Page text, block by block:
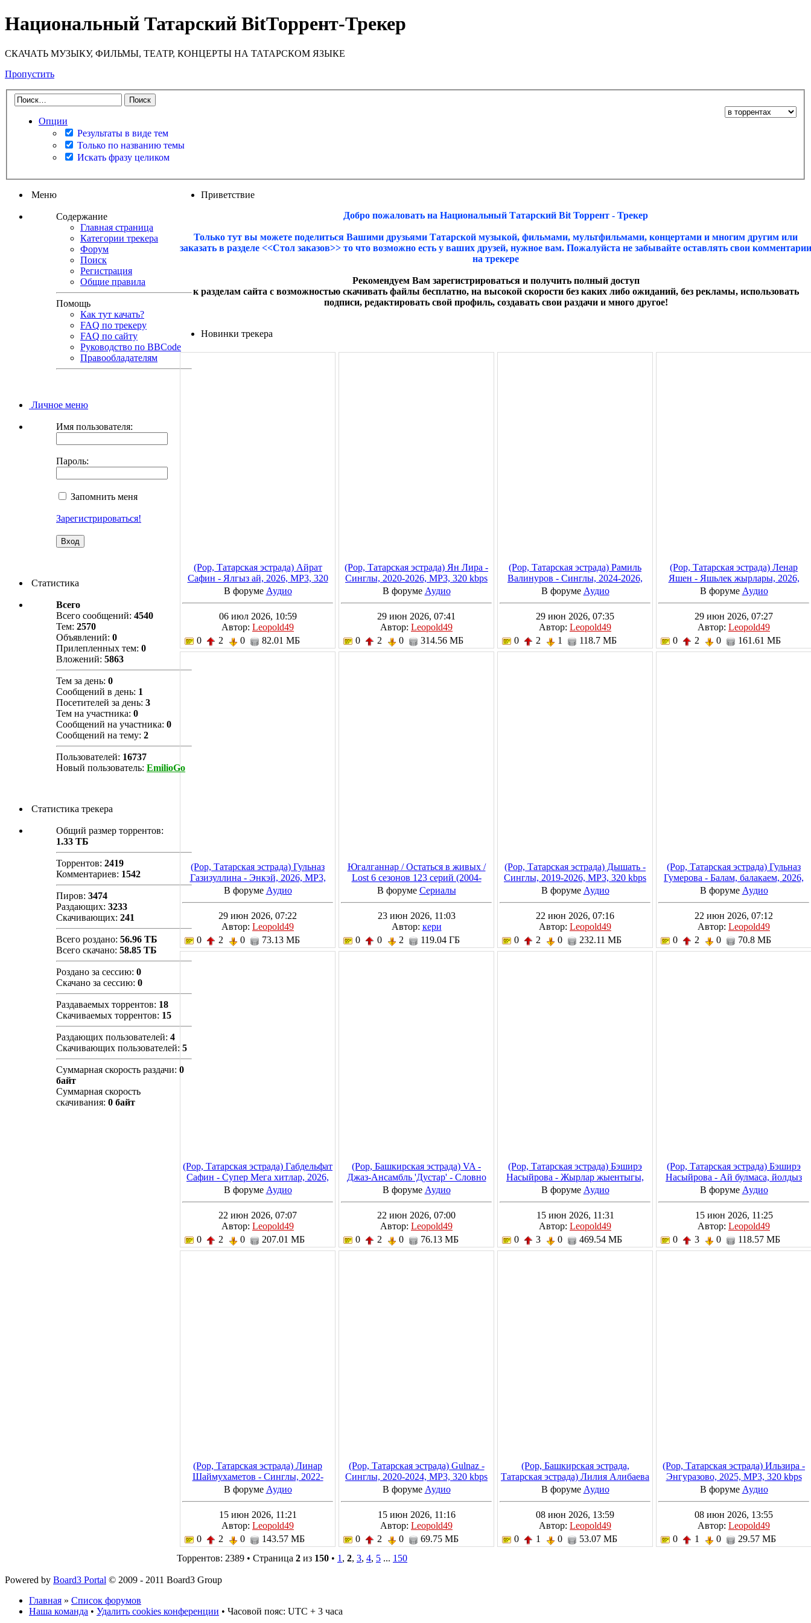
Национальный Татарский BitТоррент-Трекер
СКАЧАТЬ МУЗЫКУ, ФИЛЬМЫ, ТЕАТР, КОНЦЕРТЫ НА ТАТАРСКОМ ЯЗЫКЕ
Пропустить
Опции
Результаты в виде тем
Только по названию темы
Искать фразу целиком
Меню
Содержание
Главная страница
Категории трекера
Форум
Поиск
Регистрация
Общие правила
Помощь
Как тут качать?
FAQ по трекеру
FAQ по сайту
Руководство по BBCode
Правообладателям
Личное меню
Имя пользователя:
Пароль:
Запомнить меня
Зарегистрироваться!
Статистика
Всего
Всего сообщений: 4540
Тем: 2570
Объявлений: 0
Прилепленных тем: 0
Вложений: 5863
Тем за день: 0
Сообщений в день: 1
Посетителей за день: 3
Тем на участника: 0
Сообщений на участника: 0
Сообщений на тему: 2
Пользователей: 16737
Новый пользователь: EmilioGo
Статистика трекера
Общий размер торрентов:
1.33 ТБ
Торрентов: 2419
Комментариев: 1542
Пиров: 3474
Раздающих: 3233
Скачивающих: 241
Всего роздано: 56.96 ТБ
Всего скачано: 58.85 ТБ
Роздано за сессию: 0
Скачано за сессию: 0
Раздаваемых торрентов: 18
Скачиваемых торрентов: 15
Раздающих пользователей: 4
Скачивающих пользователей: 5
Суммарная скорость раздачи: 0
байт
Суммарная скорость
скачивания: 0 байт
Приветствие
Добро пожаловать на Национальный Татарский Bit Торрент - Трекер
Только тут вы можете поделиться Вашими друзьями Татарской музыкой, фильмами, мультфильмами, концертами и многим другим или
заказать в разделе <<Стол заказов>> то что возможно есть у ваших друзей, нужное вам. Пожалуйста не забывайте оставлять свои комментарии
на трекере
Рекомендуем Вам зарегистрироваться и получить полный доступ
к разделам сайта с возможностью скачивать файлы бесплатно, на высокой скорости без каких либо ожиданий, без рекламы, использовать
подписи, редактировать свой профиль, создавать свои раздачи и много другое!
Новинки трекера
(Pop, Татарская эстрада) Айрат
Сафин - Ялгыз ай, 2026, MP3, 320
kbps
В форуме Аудио
06 июл 2026, 10:59
Автор: Leopold49
0
2 0 82.01 МБ
(Pop, Татарская эстрада) Ян Лира -
Синглы, 2020-2026, MP3, 320 kbps
В форуме Аудио
29 июн 2026, 07:41
Автор: Leopold49
0
2 0 314.56 МБ
(Pop, Татарская эстрада) Рамиль
Валинуров - Синглы, 2024-2026,
MP3, 320 kbps
В форуме Аудио
29 июн 2026, 07:35
Автор: Leopold49
0
2 1 118.7 МБ
(Pop, Татарская эстрада) Ленар
Яшен - Яшьлек жырлары, 2026,
MP3, 320 kbps
В форуме Аудио
29 июн 2026, 07:27
Автор: Leopold49
0
2 0 161.61 МБ
(Pop, Татарская эстрада) Гульназ
Газизуллина - Энкэй, 2026, MP3,
320 kbps
В форуме Аудио
29 июн 2026, 07:22
Автор: Leopold49
0
2 0 73.13 МБ
Югалганнар / Остаться в живых /
Lost 6 сезонов 123 серий (2004-
2010) [BDRip, mkv]
В форуме Сериалы
23 июн 2026, 11:03
Автор: кери
0
0 2 119.04 ГБ
(Pop, Татарская эстрада) Дышать -
Синглы, 2019-2026, MP3, 320 kbps
В форуме Аудио
22 июн 2026, 07:16
Автор: Leopold49
0
2 0 232.11 МБ
(Pop, Татарская эстрада) Гульназ
Гумерова - Балам, балакаем, 2026,
MP3, 320 kbps
В форуме Аудио
22 июн 2026, 07:12
Автор: Leopold49
0
2 0 70.8 МБ
(Pop, Татарская эстрада) Габдельфат
Сафин - Супер Мега хитлар, 2026,
MP3, 320 kbps
В форуме Аудио
22 июн 2026, 07:07
Автор: Leopold49
0
2 0 207.01 МБ
(Pop, Башкирская эстрада) VA -
Джаз-Ансамбль 'Дустар' - Словно
Семнадцать Лет, 1982, MP3, 320
kbps
В форуме Аудио
22 июн 2026, 07:00
Автор: Leopold49
0
2 0 76.13 МБ
(Pop, Татарская эстрада) Бэширэ
Насыйрова - Жырлар жыентыгы,
2026, MP3, 320 kbps
В форуме Аудио
15 июн 2026, 11:31
Автор: Leopold49
0
3 0 469.54 МБ
(Pop, Татарская эстрада) Бэширэ
Насыйрова - Ай булмаса, йолдыз
бар, 2026, MP3, 320 kbps
В форуме Аудио
15 июн 2026, 11:25
Автор: Leopold49
0
3 0 118.57 МБ
(Pop, Татарская эстрада) Линар
Шаймухаметов - Синглы, 2022-
2026, MP3, 320 kbps
В форуме Аудио
15 июн 2026, 11:21
Автор: Leopold49
0
2 0 143.57 МБ
(Pop, Татарская эстрада) Gulnaz -
Синглы, 2020-2024, MP3, 320 kbps
В форуме Аудио
15 июн 2026, 11:16
Автор: Leopold49
0
2 0 69.75 МБ
(Pop, Башкирская эстрада,
Татарская эстрада) Лилия Алибаева
- Синглы, 2025-2026, MP3, 320 kbps
В форуме Аудио
08 июн 2026, 13:59
Автор: Leopold49
0
1 0 53.07 МБ
(Pop, Татарская эстрада) Ильзира -
Энгуразово, 2025, MP3, 320 kbps
В форуме Аудио
08 июн 2026, 13:55
Автор: Leopold49
0
1 0
29.57 МБ
Торрентов: 2389 • Страница 2 из 150 • 1, 2, 3, 4, 5 ... 150
Powered by Board3 Portal © 2009 - 2011 Board3 Group
Главная » Список форумов
Наша команда • Удалить cookies конференции • Часовой пояс: UTC + 3 часа